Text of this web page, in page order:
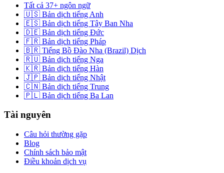
Tất cả 37+ ngôn ngữ
🇺🇸 Bản dịch tiếng Anh
🇪🇸 Bản dịch tiếng Tây Ban Nha
🇩🇪 Bản dịch tiếng Đức
🇫🇷 Bản dịch tiếng Pháp
🇧🇷 Tiếng Bồ Đào Nha (Brazil) Dịch
🇷🇺 Bản dịch tiếng Nga
🇰🇷 Bản dịch tiếng Hàn
🇯🇵 Bản dịch tiếng Nhật
🇨🇳 Bản dịch tiếng Trung
🇵🇱 Bản dịch tiếng Ba Lan
Tài nguyên
Câu hỏi thường gặp
Blog
Chính sách bảo mật
Điều khoản dịch vụ